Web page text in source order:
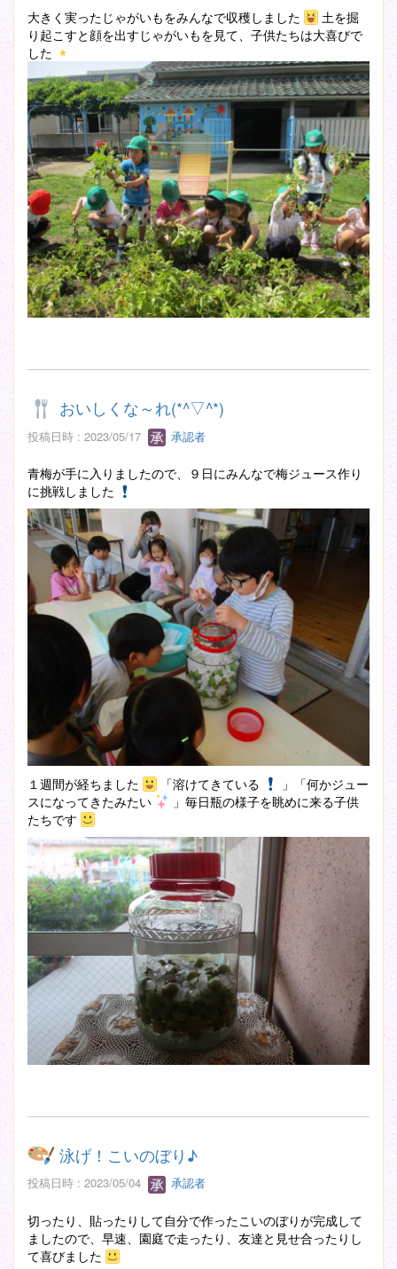
大きく実ったじゃがいもをみんなで収穫しました
土を掘
り起こすと顔を出すじゃがいもを見て、子供たちは大喜びで
した
おいしくな～れ(*^▽^*)
投稿日時 : 2023/05/17 承認者
青梅が手に入りましたので、９日にみんなで梅ジュース作り
に挑戦しました
１週間が経ちました 「溶けてきている
」「何かジュー
スになってきたみたい
」毎日瓶の様子を眺めに来る子供
たちです
泳げ！こいのぼり♪
投稿日時 : 2023/05/04 承認者
切ったり、貼ったりして自分で作ったこいのぼりが完成して
ましたので、早速、園庭で走ったり、友達と見せ合ったりし
て喜びました